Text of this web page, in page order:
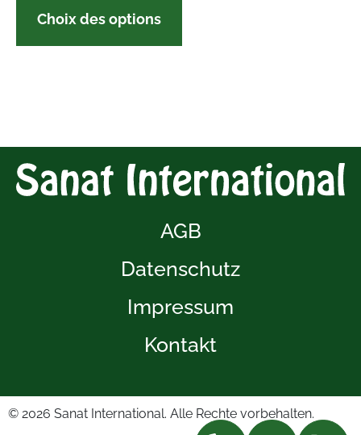
Choix des options
AGB
Datenschutz
Impressum
Kontakt
© 2026 Sanat International. Alle Rechte vorbehalten.